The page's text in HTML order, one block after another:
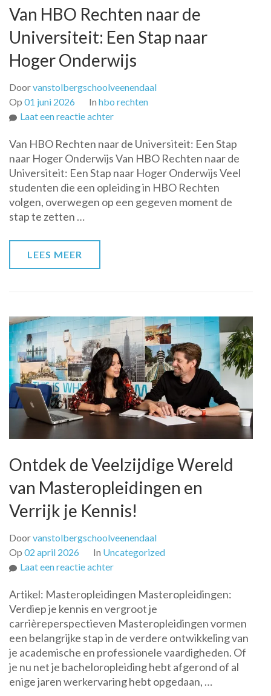
Van HBO Rechten naar de
Universiteit: Een Stap naar
Hoger Onderwijs
Doorvanstolbergschoolveenendaal
Op 01 juni 2026 In hbo rechten
Laat een reactie achterop
HBO
Rechten
naar
de
Universiteit:
Van HBO Rechten naar de Universiteit: Een Stap
naar Hoger Onderwijs Van HBO Rechten naar de
Universiteit: Een Stap naar Hoger Onderwijs Veel
studenten die een opleiding in HBO Rechten
volgen, overwegen op een gegeven moment de
stap te zetten …
LEES MEER
Ontdek de Veelzijdige Wereld
van Masteropleidingen en
Verrijk je Kennis!
Doorvanstolbergschoolveenendaal
Op 02 april 2026 In Uncategorized
Laat een reactie achterop
de
Veelzijdige
Wereld
van
Masteropleidingen
en
Verrijk
Artikel: Masteropleidingen Masteropleidingen:
Verdiep je kennis en vergroot je
carrièreperspectieven Masteropleidingen vormen
een belangrijke stap in de verdere ontwikkeling van
je academische en professionele vaardigheden. Of
je nu net je bacheloropleiding hebt afgerond of al
enige jaren werkervaring hebt opgedaan, …